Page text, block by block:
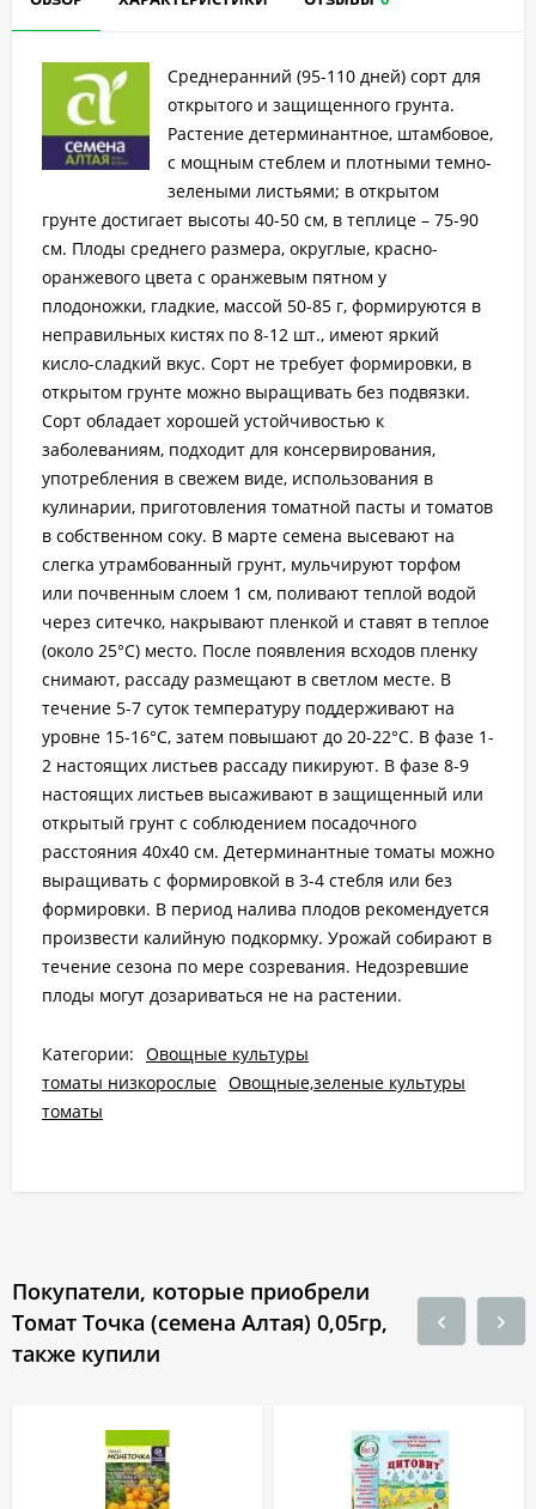
Среднеранний (95-110 дней) сорт для
открытого и защищенного грунта.
Растение детерминантное, штамбовое,
с мощным стеблем и плотными темно-
зелеными листьями; в открытом
грунте достигает высоты 40-50 см, в теплице – 75-90
см. Плоды среднего размера, округлые, красно-
оранжевого цвета с оранжевым пятном у
плодоножки, гладкие, массой 50-85 г, формируются в
неправильных кистях по 8-12 шт., имеют яркий
кисло-сладкий вкус. Сорт не требует формировки, в
открытом грунте можно выращивать без подвязки.
Сорт обладает хорошей устойчивостью к
заболеваниям, подходит для консервирования,
употребления в свежем виде, использования в
кулинарии, приготовления томатной пасты и томатов
в собственном соку. В марте семена высевают на
слегка утрамбованный грунт, мульчируют торфом
или почвенным слоем 1 см, поливают теплой водой
через ситечко, накрывают пленкой и ставят в теплое
(около 25°С) место. После появления всходов пленку
снимают, рассаду размещают в светлом месте. В
течение 5-7 суток температуру поддерживают на
уровне 15-16°С, затем повышают до 20-22°С. В фазе 1-
2 настоящих листьев рассаду пикируют. В фазе 8-9
настоящих листьев высаживают в защищенный или
открытый грунт с соблюдением посадочного
расстояния 40х40 см. Детерминантные томаты можно
выращивать с формировкой в 3-4 стебля или без
формировки. В период налива плодов рекомендуется
произвести калийную подкормку. Урожай собирают в
течение сезона по мере созревания. Недозревшие
плоды могут дозариваться не на растении.
Категории: Овощные культуры
томаты низкорослые Овощные,зеленые культуры
томаты
Покупатели, которые приобрели
Томат Точка (семена Алтая) 0,05гр,
также купили